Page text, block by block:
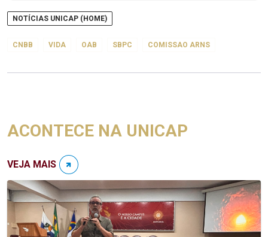
NOTÍCIAS UNICAP (HOME)
CNBB VIDA OAB SBPC COMISSAO ARNS
ACONTECE NA UNICAP
VEJA MAIS